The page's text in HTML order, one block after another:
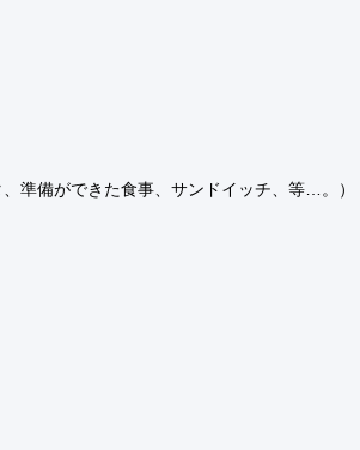
準備ができた食事、サンドイッチ、等…。）